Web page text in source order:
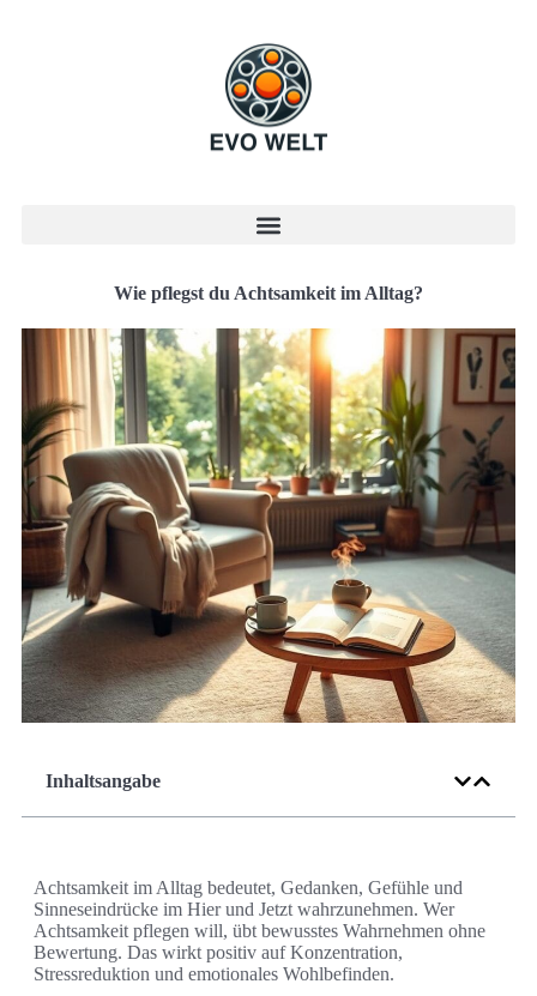
Wie pflegst du Achtsamkeit im Alltag?
Inhaltsangabe
Achtsamkeit im Alltag bedeutet, Gedanken, Gefühle und
Sinneseindrücke im Hier und Jetzt wahrzunehmen. Wer
Achtsamkeit pflegen will, übt bewusstes Wahrnehmen ohne
Bewertung. Das wirkt positiv auf Konzentration,
Stressreduktion und emotionales Wohlbefinden.